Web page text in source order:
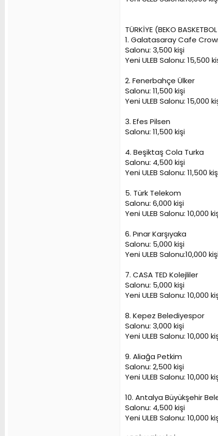
TÜRKİYE (BEKO
1. Galatasaray Cafe
Salonu: 3,500 kişi
Yeni ULEB Salonu: 15,500
2. Fenerbahçe Ülker
Salonu: 11,500 kişi
Yeni ULEB Salonu: 15,000
3. Efes Pilsen
Salonu: 11,500 kişi
4. Beşiktaş Cola Turka
Salonu: 4,500 kişi
Yeni ULEB Salonu: 11,500
5. Türk Telekom
Salonu: 6,000 kişi
Yeni ULEB Salonu: 10,000
6. Pınar Karşıyaka
Salonu: 5,000 kişi
Yeni ULEB Salonu:10,000
7. CASA TED Kolejliler
Salonu: 5,000 kişi
Yeni ULEB Salonu: 10,000
8. Kepez Belediyespor
Salonu: 3,000 kişi
Yeni ULEB Salonu: 10,000
9. Aliağa Petkim
Salonu: 2,500 kişi
Yeni ULEB Salonu: 10,000
10. Antalya Büyükşehir
Salonu: 4,500 kişi
Yeni ULEB Salonu: 10,000